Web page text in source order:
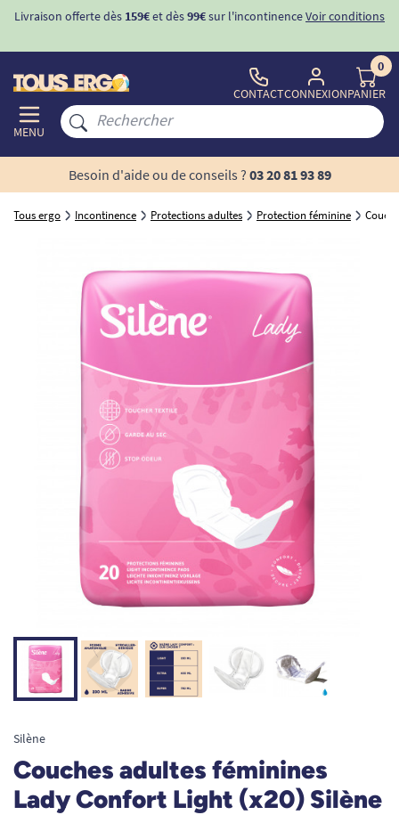
Livraison offerte dès 159€et dès99€sur l'incontinenceVoir conditions
MENU
CONTACTCONNEXION
0
PANIER
Besoin d'aide ou de conseils ? 03 20 81 93 89
Tous ergo Incontinence Protections adultes Protection féminine
Silène
Couches adultes féminines
Lady Confort Light (x20) Silène